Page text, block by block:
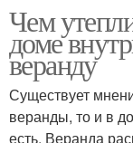
Чем
доме
веранду
Существует
веранды, то и в
есть. Веранда